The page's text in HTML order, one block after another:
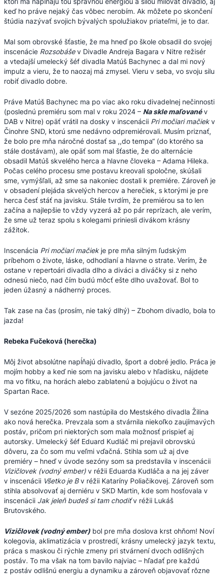
keď ho práve nejaký čas vôbec nerobím. Ak môžete po skončení
štúdia nazývať svojich bývalých spolužiakov priateľmi, je to dar.
Mal som obrovské šťastie, že ma hneď po škole obsadil do svojej
inscenácie Rozsobášev Divadle Andreja Bagara v Nitre režisér
a vtedajší umelecký šéf divadla Matúš Bachynec a dal mi nový
impulz a vieru, že to naozaj má zmysel. Vieru v seba, vo svoju silu
robiť divadlo dobre.
Práve Matúš Bachynec ma po viac ako roku divadelnej nečinnosti
(poslednú premiéru som mal v roku 2024 – Na skle maľovanév
DAB v Nitre) opäť vrátil na dosky v inscenácii Pri močiari mačiekv
Činohre SND, ktorú sme nedávno odpremiérovali. Musím priznať,
že bolo pre mňa náročné dostať sa ,,do tempa“ (do ktorého sa
stále dostávam), ale opäť som mal šťastie, že do alternácie
obsadil Matúš skvelého herca a hlavne človeka – Adama Hileka.
Počas celého procesu sme postavu kreovali spoločne, skúšali
sme, vymýšľali, až sme sa nakoniec dostali k premiére. Zároveň je
v obsadení plejáda skvelých hercov a herečiek, s ktorými je pre
herca česť stáť na javisku. Stále tvrdím, že premiérou sa to len
začína a najlepšie to vždy vyzerá až po pár reprízach, ale verím,
že sme už teraz spolu s kolegami priniesli divákom krásny
zážitok.
Inscenácia Pri močiari mačiekje pre mňa silným ľudským
príbehom o živote, láske, odhodlaní a hlavne o strate. Verím, že
ostane v repertoári divadla dlho a diváci a diváčky si z neho
odnesú niečo, nad čím budú môcť ešte dlho uvažovať. Bol to
jeden úžasný a nádherný proces.
Tak zase na čas (prosím, nie taký dlhý) – Zbohom divadlo, bola to
jazda!
Rebeka Fučeková (herečka)
Môj život absolútne napĺňajú divadlo, šport a dobré jedlo. Práca je
mojím hobby a keď nie som na javisku alebo v hľadisku, nájdete
ma vo fitku, na horách alebo zablatenú a bojujúcu o život na
Spartan Race.
V sezóne 2025/2026 som nastúpila do Mestského divadla Žilina
ako nová herečka. Prevzala som a stvárnila niekoľko zaujímavých
postáv, pričom pri niektorých som mala možnosť prispieť aj
autorsky. Umelecký šéf Eduard Kudláč mi prejavil obrovskú
dôveru, za čo som mu veľmi vďačná. Stihla som už aj dve
premiéry – hneď v úvode sezóny som sa predstavila v inscenácii
Vizičlovek (vodný ember) v réžii Eduarda Kudláča a na jej záver
v inscenácii Všetko je Bv réžii Kataríny Poliačikovej. Zároveň som
stihla absolvovať aj derniéru v SKD Martin, kde som hosťovala v
inscenácii Jak jeleň budeš si tam chodiťv réžii Lukáš
Brutovského.
Vizičlovek(vodný ember) bol pre mňa doslova krst ohňom! Noví
kolegovia, aklimatizácia v prostredí, krásny umelecký jazyk textu,
práca s maskou či rýchle zmeny pri stvárnení dvoch odlišných
postáv. To ma však na tom bavilo najviac – hľadať pre každú
z postáv odlišnú energiu a dynamiku a zároveň objavovať rôzne